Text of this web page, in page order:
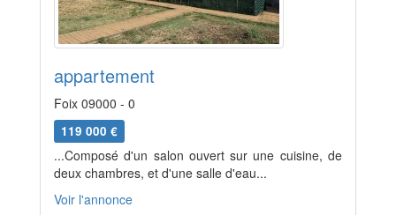
appartement
Foix 09000 - 0
119 000 €
...Composé d'un salon ouvert sur une cuisine, de
deux chambres, et d'une salle d'eau...
Voir l'annonce